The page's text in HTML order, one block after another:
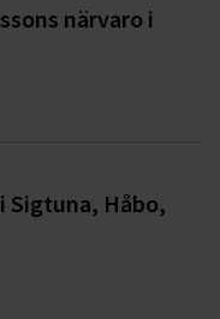
närvaro i
Sigtuna, Håbo,